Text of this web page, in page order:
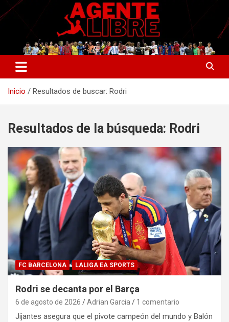
Saltar
al
Agente Libre Digital
La nueva generación del periodismo deportivo.
Inicio Resultados de buscar: Rodri
Resultados de la búsqueda: Rodri
FC BARCELONA LALIGA EA SPORTS
Rodri se decanta por el Barça
6 de agosto de 2026 Adrian Garcia 1 comentario
Jijantes asegura que el pivote campeón del mundo y Balón